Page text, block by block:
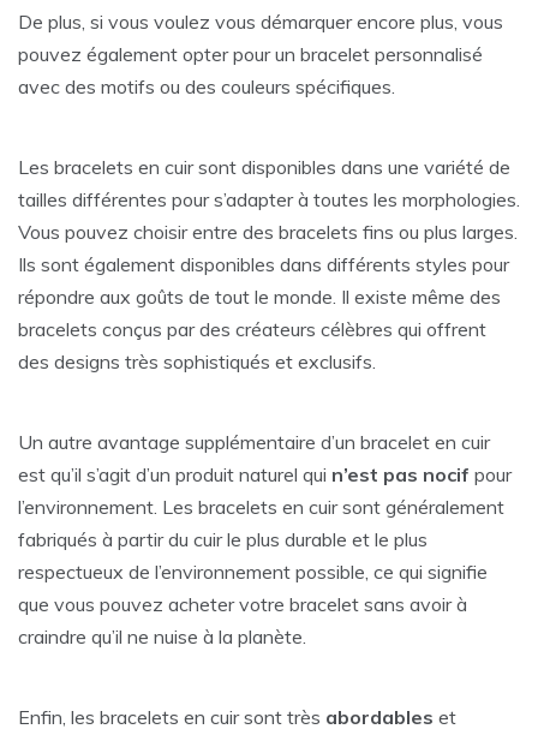
De plus, si vous voulez vous démarquer encore plus, vous
pouvez également opter pour un bracelet personnalisé
avec des motifs ou des couleurs spécifiques.
Les bracelets en cuir sont disponibles dans une variété de
tailles différentes pour s’adapter à toutes les morphologies.
Vous pouvez choisir entre des bracelets fins ou plus larges.
Ils sont également disponibles dans différents styles pour
répondre aux goûts de tout le monde. Il existe même des
bracelets conçus par des créateurs célèbres qui offrent
des designs très sophistiqués et exclusifs.
Un autre avantage supplémentaire d’un bracelet en cuir
est qu’il s’agit d’un produit naturel qui n’est pas nocif pour
l’environnement. Les bracelets en cuir sont généralement
fabriqués à partir du cuir le plus durable et le plus
respectueux de l’environnement possible, ce qui signifie
que vous pouvez acheter votre bracelet sans avoir à
craindre qu’il ne nuise à la planète.
Enfin, les bracelets en cuir sont très abordables et